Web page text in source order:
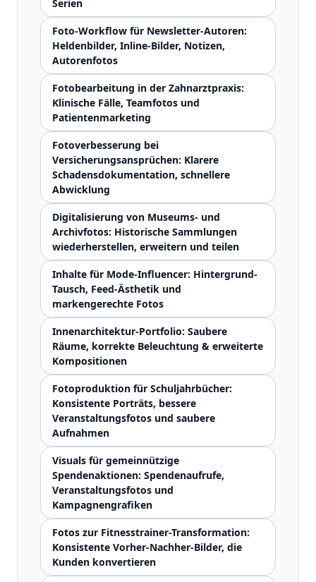
Serien
Foto-Workflow für Newsletter-Autoren:
Heldenbilder, Inline-Bilder, Notizen,
Autorenfotos
Fotobearbeitung in der Zahnarztpraxis:
Klinische Fälle, Teamfotos und
Patientenmarketing
Fotoverbesserung bei
Versicherungsansprüchen: Klarere
Schadensdokumentation, schnellere
Abwicklung
Digitalisierung von Museums- und
Archivfotos: Historische Sammlungen
wiederherstellen, erweitern und teilen
Inhalte für Mode-Influencer: Hintergrund-
Tausch, Feed-Ästhetik und
markengerechte Fotos
Innenarchitektur-Portfolio: Saubere
Räume, korrekte Beleuchtung & erweiterte
Kompositionen
Fotoproduktion für Schuljahrbücher:
Konsistente Porträts, bessere
Veranstaltungsfotos und saubere
Aufnahmen
Visuals für gemeinnützige
Spendenaktionen: Spendenaufrufe,
Veranstaltungsfotos und
Kampagnengrafiken
Fotos zur Fitnesstrainer-Transformation:
Konsistente Vorher-Nachher-Bilder, die
Kunden konvertieren